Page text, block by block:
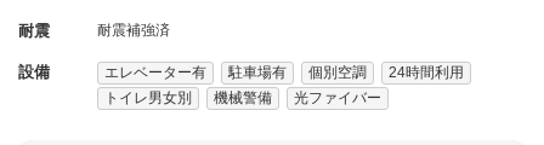
耐震 耐震補強済
設備 エレベーター有 駐車場有 個別空調
24時間利用
トイレ男女別
機械警備 光ファイバー